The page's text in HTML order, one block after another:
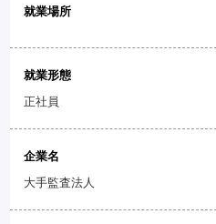
就業場所
就業形態
正社員
企業名
大手監査法人